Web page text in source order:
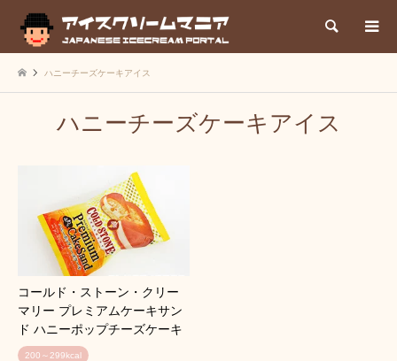
検索
ハニーチーズケーキアイス
ハニーチーズケーキアイス
コールド・ストーン・クリー
マリー プレミアムケーキサン
ド ハニーポップチーズケーキ
200～299kcal